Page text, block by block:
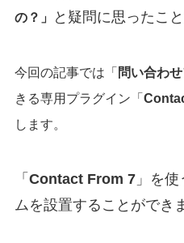
の？」
と疑問に思ったこ
今回の記事では「 問い合わ
きる専用プラグイン「
します。
「 Contact From 7」を使
ムを設置することができ